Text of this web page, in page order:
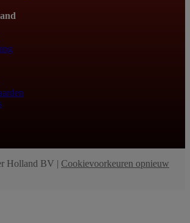
Holland BV | Cookievoorkeuren opnieuw